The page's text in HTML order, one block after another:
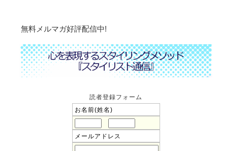
無料メルマガ好評配信中!
読者登録フォーム
お名前(姓名)
メールアドレス